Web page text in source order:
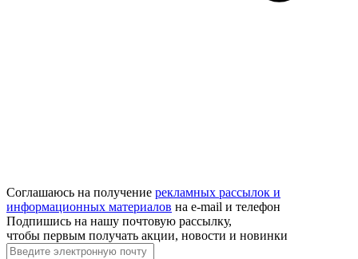
Соглашаюсь на получение рекламных рассылок и
информационных материалов на e‑mail и телефон
Подпишись на нашу почтовую рассылку,
чтобы первым получать акции, новости и новинки